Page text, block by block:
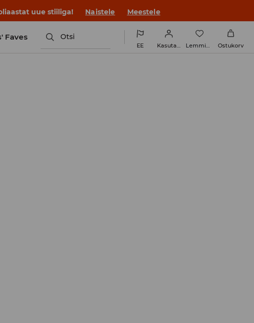
uue stiiliga! Naistele Meestele
Faves Otsi
EE Kasutaja Lemmikud Ostukorv